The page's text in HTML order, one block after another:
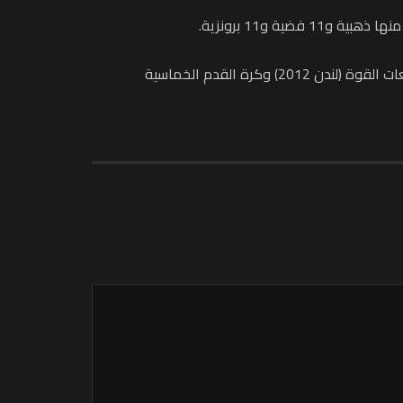
واحتكرت ألعاب القوى جل الميداليات بنيلها 34 ميدالية، فيما اكتفت رياضات السباحة (سيول 1988) والترياثلون (ريو 2016) ورافعات القوة (لندن 2012) وكرة القدم الخماسية